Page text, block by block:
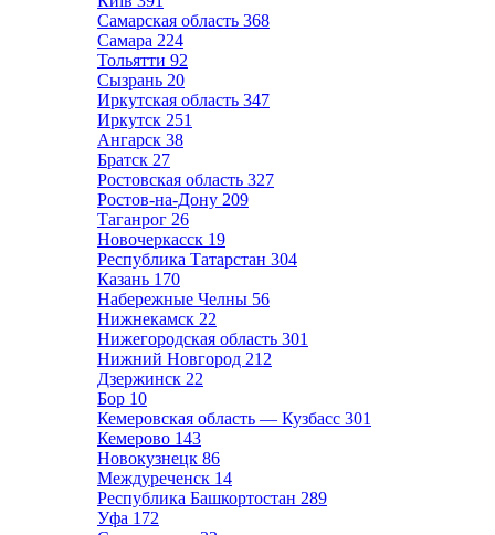
Самарская область 368
Самара 224
Тольятти 92
Сызрань 20
Иркутская область 347
Иркутск 251
Ангарск 38
Братск 27
Ростовская область 327
Ростов-на-Дону 209
Таганрог 26
Новочеркасск 19
Республика Татарстан 304
Казань 170
Набережные Челны 56
Нижнекамск 22
Нижегородская область 301
Нижний Новгород 212
Дзержинск 22
Бор 10
Кемеровская область — Кузбасс 301
Кемерово 143
Новокузнецк 86
Междуреченск 14
Республика Башкортостан 289
Уфа 172